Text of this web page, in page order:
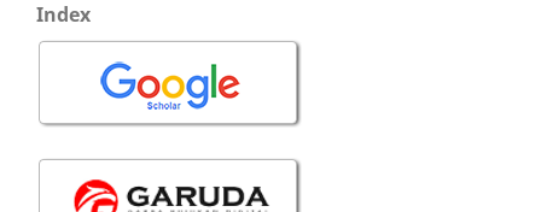
Index